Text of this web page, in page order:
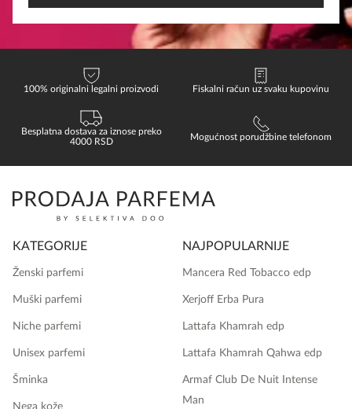
100% originalni legalni proizvodi Fiskalni račun uz svaku kupovinu
Besplatna dostava za iznose preko
4000 RSD
Mogućnost porudžbine telefonom
KATEGORIJE
Ženski parfemi
Muški parfemi
Niche parfemi
Unisex parfemi
Šminka
Nega kože
NAJPOPULARNIJE
Mancera Red Tobacco edp
Xerjoff Erba Pura
Lattafa Khamrah edp
Lattafa Khamrah Qahwa edp
Armaf Club De Nuit Intense
Man